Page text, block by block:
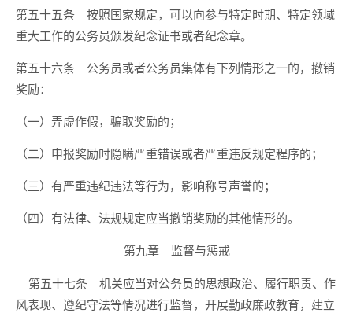
第五十五条
按照国家规定，可以向参与特定时期、特定领域
重大工作的公务员颁发纪念证书或者纪念章。
第五十六条
公务员或者公务员集体有下列情形之一的，撤销
奖励：
（一）弄虚作假，骗取奖励的；
（二）申报奖励时隐瞒严重错误或者严重违反规定程序的；
（三）有严重违纪违法等行为，影响称号声誉的；
（四）有法律、法规规定应当撤销奖励的其他情形的。
第九章 监督与惩戒
第五十七条
机关应当对公务员的思想政治、履行职责、作
风表现、遵纪守法等情况进行监督，开展勤政廉政教育，建立